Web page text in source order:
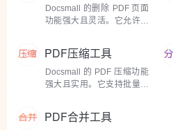
杂元素的 PDF，都能精准识
别并转换为 Word 文档，最
Docsmall 的删除 PDF 页面
功能强大且灵活。它允许用
面，比如在一份包含数十页
的项目策划文档中，若某一
页数据有误且无需保留，通
过 Docsmall 能轻松选中该
PDF压缩工具
Docsmall 的 PDF 压缩功能
强大且实用。它支持批量处
文件，单个文件最大为
500M，大大提高了处理效
PDF合并工具